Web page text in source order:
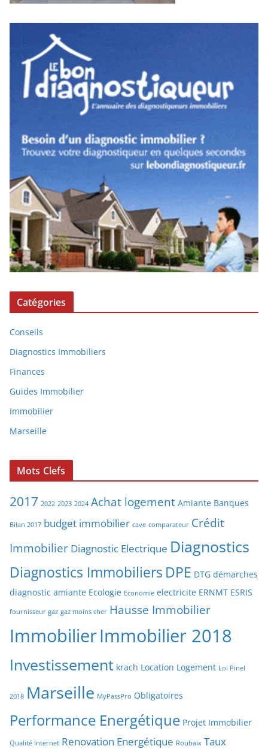
Catégories
Conseils
Diagnostics Immobiliers
Finances
Guides Immobilier
Immobilier
Marseille
Mots Clefs
2017 2022 2023 2024 Achat logement Amiante Banques
Bilan 2017 budget immobilier cave comparateur Crédit
Immobilier Diagnostic Electrique Diagnostics
Diagnostics Immobiliers DPE DTG démarches
diagnostic amiante Ecologie Economie electricite ERNMT ESRIS
fournisseur gaz gaz moins cher Hausse Immobilier
ImmobilierImmobilier 2018
Investissement krach Location Logement Loi Pinel
2018 Marseille MyPassPro Obligatoires
Performance Energétique Projet Immobilier
Qualité Internet Renovation Energétique Roubaix Taux